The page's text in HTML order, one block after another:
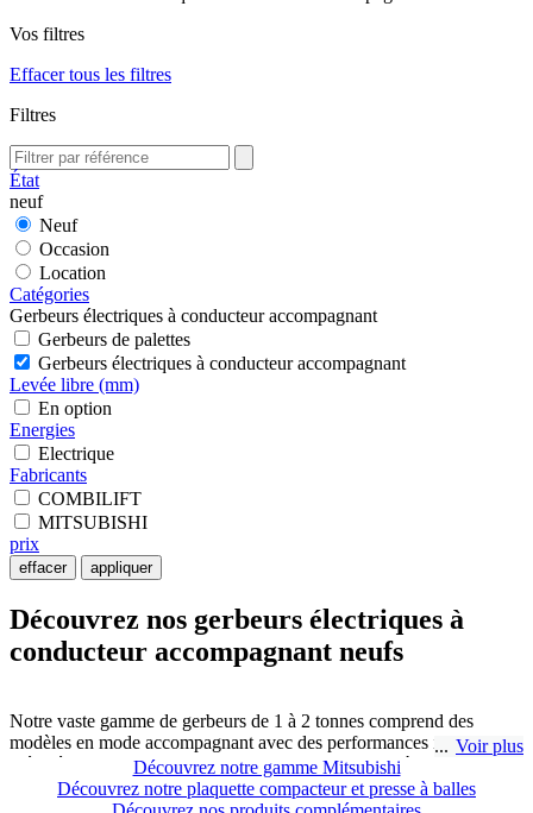
Vos filtres
Effacer tous les filtres
Filtres
État
neuf
Neuf
Occasion
Location
Catégories
Gerbeurs électriques à conducteur accompagnant
Gerbeurs de palettes
Gerbeurs électriques à conducteur accompagnant
Levée libre (mm)
En option
Energies
Electrique
Fabricants
COMBILIFT
MITSUBISHI
prix
effacer appliquer
Découvrez nos gerbeurs électriques à
conducteur accompagnant neufs
Notre vaste gamme de gerbeurs de 1 à 2 tonnes comprend des
modèles en mode accompagnant avec des performances intuitives,
inégalées et une excellente valeur. Pratique et faciles à utiliser pour
des déplacements rapides sur de plus longues distances, les gerbeurs
sont un choix excellent et économique pour le levage rapide et sûr
Voir plus
Découvrez notre gamme Mitsubishi
Découvrez notre plaquette compacteur et presse à balles